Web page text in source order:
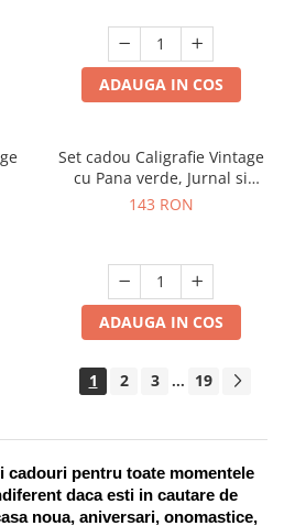
ADAUGA IN COS
Set cadou Caligrafie Vintage
cu Pana verde, Jurnal si
Suport pentru stilou, 9 piese
143 RON
ADAUGA IN COS
1 2 3 ... 19
cadouri pentru toate momentele
daca esti in cautare de
noua, aniversari, onomastice,